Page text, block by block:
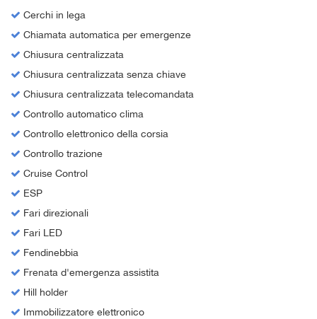
Cerchi in lega
Chiamata automatica per emergenze
Chiusura centralizzata
Chiusura centralizzata senza chiave
Chiusura centralizzata telecomandata
Controllo automatico clima
Controllo elettronico della corsia
Controllo trazione
Cruise Control
ESP
Fari direzionali
Fari LED
Fendinebbia
Frenata d'emergenza assistita
Hill holder
Immobilizzatore elettronico